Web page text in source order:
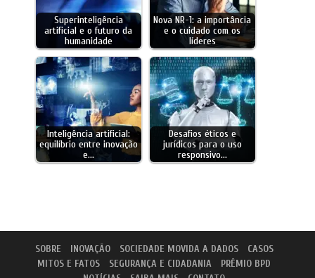
Superinteligência
artificial e o futuro da
humanidade
Nova NR-1: a importância
e o cuidado com os
líderes
Inteligência artificial:
equilíbrio entre inovação
e…
Desafios éticos e
jurídicos para o uso
responsivo…
SOBRE INOVAÇÃO SOCIEDADE MOVIDA A DADOS
CASOS
MITOS E FATOS
SEGURANÇA E CIDADANIA
PRÊMIO BPD